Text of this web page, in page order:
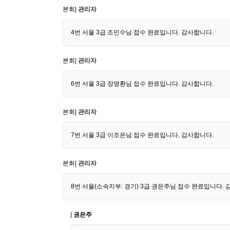
본회| 관리자
4번 서울 3급 조민수님 접수 완료입니다. 감사합니다.
본회| 관리자
6번 서울 3급 장영환님 접수 완료입니다. 감사합니다.
본회| 관리자
7번 서울 3급 이조은님 접수 완료입니다. 감사합니다.
본회| 관리자
8번 서울(소속지부: 경기) 3급 권은주님 접수 완료입니다.
권은주